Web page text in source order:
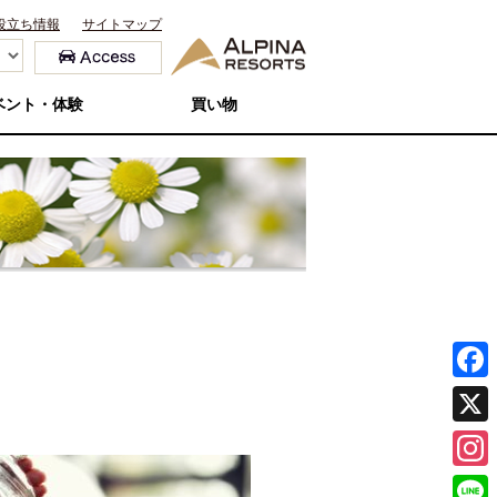
立ち情報 サイトマップ
ント・体験 買い物
F
a
c
X
I